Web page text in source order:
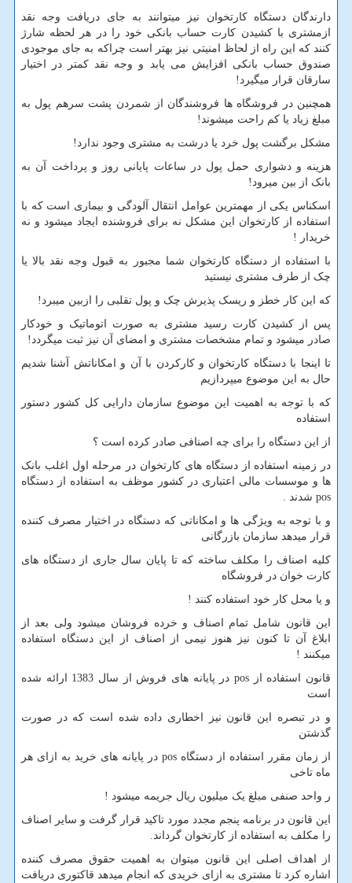
دارندگان دستگاه کارتخوان نیز میتوانند به جای دریافت وجه نقد
ازمشتری با کشیدن کارت حساب بانکی خود را در هر لحظه شارژ
کنند که این راه از لحاظ امنیتی نیز بهتر است چراکه به جای موجودی
صندوق حساب بانکی افزایش می یابد و وجه نقد کمتر در اختیار
سارقان قرار میگیرد!
همچنین در فروشگاه ها فروشندگان از شمردن پشت سرهم پول به
مبلغ زیاد یا کم راحت میشوند!
مشکل برگشت پول خرد یا درشت به مشتری وجود ندارد!
هزینه و دشواری حمل پول در ساعات پایانی روز و پرداخت آن به
بانک از بین میرود!
اسکناس یکی از مهمترین عوامل انتقال آلودگی و بیماری است که با
استفاده از کارتخوان این مشکل نه برای فروشنده ایجاد میشود و نه
خریدار !
با استفاده از دستگاه کارتخوان شما مجبور به قبول وجه نقد بالا یا
چک از طرف مشتری نیستید
که این کار خطز و ریسک پذیرش چک و پول تقلبی را ازبین میبرد!
پس از کشیدن کارت رسید مشتری به صورت اتوماتیک و خودکار
صادر میشود و تمام مشخصات مشتری و امضای آن نیز ثبت میگردد!
تا اینجا با دستگاه کارتخوان و کارکردن با آن و امکاناتش آشنا شدیم
حال به این موضوع میپردازیم
که با توجه به اهمیت این موضوع سازمان دارایی کل کشور دستور
استفاده
از این دستگاه را برای چه اصنافی صادر کرده است ؟
در زمینه استفاده از دستگاه های کارتخوان در مرحله اول اغلب بانک
ها و موسسات مالی اعتباری در کشور موظف به استفاده از دستگاه
pos شدند .
و با توجه به ویژگی ها و امکاناتی که دستگاه در اختیار مصرف کننده
قرار میدهد سازمان بازرگانی
کلیه اصناف را مکلف ساخته که تا پایان سال جاری از دستگاه های
کارت خوان در فروشگاه
و یا محل کار خود استفاده کنند !
این قانون شامل تمام اصناف و خرده فروشان میشود ولی بعد از
ابلاغ آن تا کنون نیز هنوز نیمی از اصناف از این دستگاه استفاده
میکنند !
قانون استفاده از pos
در پایانه های فروش از سال 1383 ارائه شده
است
و در تبصره این قانون نیز اخطاری داده شده است که در صورت
گذشتن
از زمان مقرر استفاده از دستگاه pos در پایانه های خرید به ازای هر
ماه تاخی
ر واحد صنفی مبلغ یک میلیون ریال جریمه میشود !
این قانون در برنامه پنجم مجدد مورد تاکید قرار گرفت و سایر اصناف
را مکلف به استفاده از کارتخوان گرداند.
از اهداف اصلی این قانون میتوان به اهمیت حقوق مصرف کننده
اشاره کرد تا مشتری به ازای خریدی که انجام میدهد قاکتوری دریافت